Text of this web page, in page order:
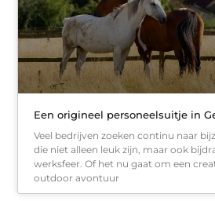
Een origineel personeelsuitje in
Veel bedrijven zoeken continu naar
die niet alleen leuk zijn, maar ook
werksfeer. Of het nu gaat om een
outdoor avontuur